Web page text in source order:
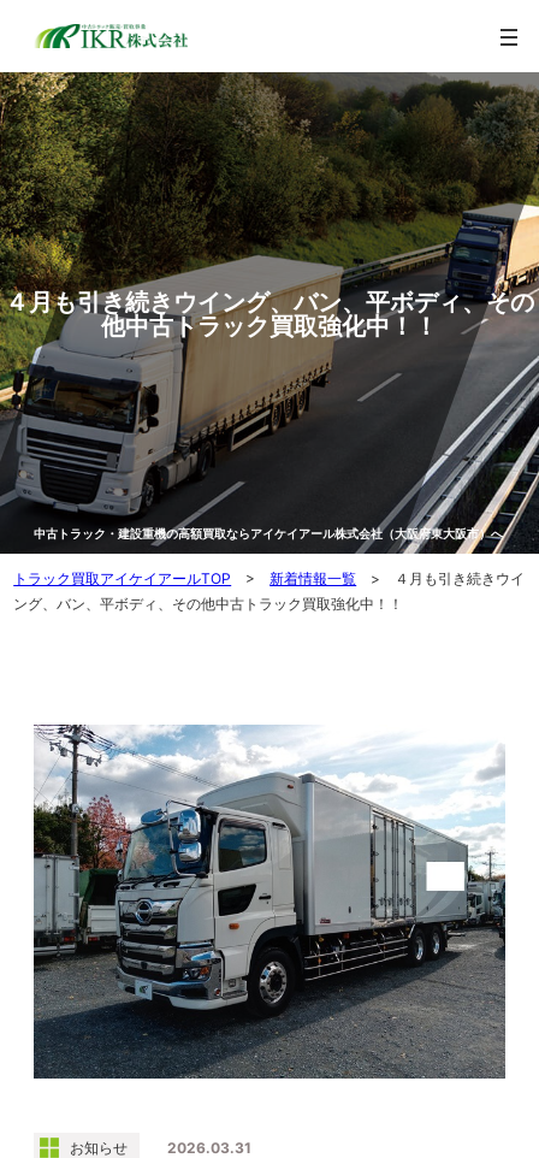
４月も引き続きウイング、バン、平ボディ、その
他中古トラック買取強化中！！
中古トラック・建設重機の高額買取ならアイケイアール株式会社（大阪府東大阪市）へ
トラック買取アイケイアールTOP >新着情報一覧 > ４月も引き続きウイ
ング、バン、平ボディ、その他中古トラック買取強化中！！
お知らせ 2026.03.31